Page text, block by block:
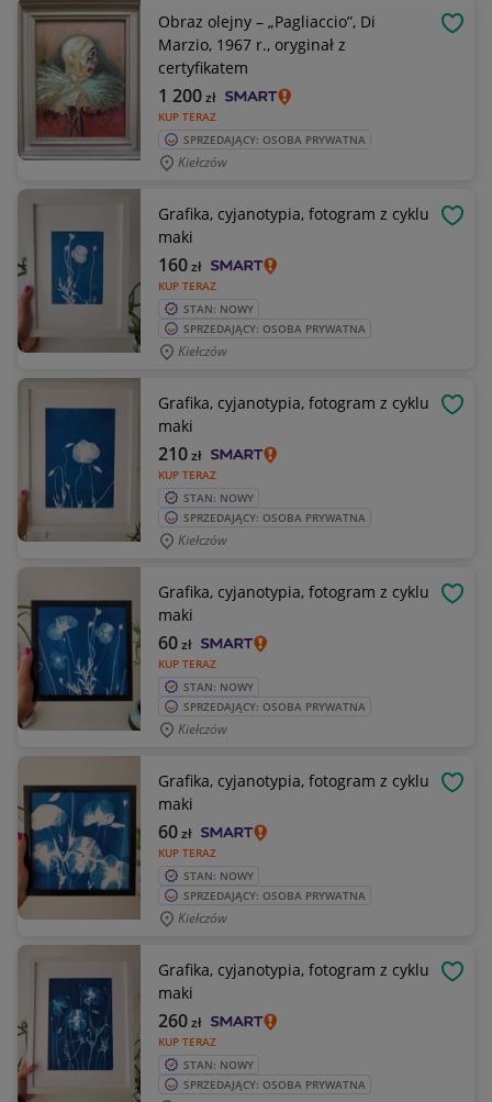
Obraz olejny – „Pagliaccio”, Di
Marzio, 1967 r., oryginał z
certyfikatem
KUP TERAZ
1 200zł
SPRZEDAJĄCY: OSOBA PRYWATNA
Kiełczów
Grafika, cyjanotypia, fotogram z cyklu
maki
KUP TERAZ
160zł
STAN: NOWY
SPRZEDAJĄCY: OSOBA PRYWATNA
Kiełczów
Grafika, cyjanotypia, fotogram z cyklu
maki
KUP TERAZ
210zł
STAN: NOWY
SPRZEDAJĄCY: OSOBA PRYWATNA
Kiełczów
Grafika, cyjanotypia, fotogram z cyklu
maki
KUP TERAZ
60zł
STAN: NOWY
SPRZEDAJĄCY: OSOBA PRYWATNA
Kiełczów
Grafika, cyjanotypia, fotogram z cyklu
maki
KUP TERAZ
60zł
STAN: NOWY
SPRZEDAJĄCY: OSOBA PRYWATNA
Kiełczów
Grafika, cyjanotypia, fotogram z cyklu
maki
KUP TERAZ
260zł
STAN: NOWY
SPRZEDAJĄCY: OSOBA PRYWATNA